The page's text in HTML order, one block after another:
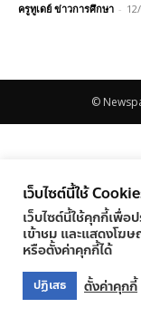
ครูทูเดย์ ข่าวการศึกษา -
©
เว็บไซต์นี้ใช้
เว็บไซต์นี้ใช้คุกกี้เพื่อ
เข้าชม และแสดงโฆ
หรือตั้งค่าคุกกี้ได้
ปฏิเสธ ตั้งค่าคุกกี้